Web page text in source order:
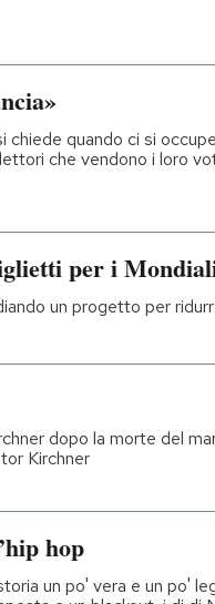
chiede quando ci si
che vendono i loro
per i
un progetto per
dopo la morte del
Kirchner
hop
un po' vera e un po'